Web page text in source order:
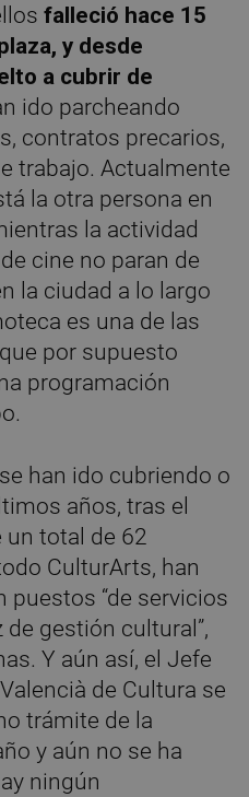
falleció hace 15
y desde
a cubrir de
ido parcheando
contratos precarios,
trabajo. Actualmente
la otra persona en
la actividad
cine no paran de
la ciudad a lo largo
es una de las
por supuesto
programación
han ido cubriendo o
años, tras el
un total de 62
CulturArts, han
“de servicios
gestión cultural”,
Y aún así, el Jefe
de Cultura se
trámite de la
y aún no se ha
ningún